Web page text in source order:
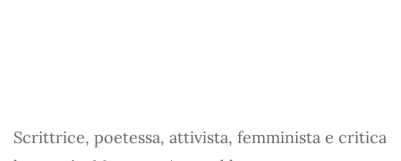
Scrittrice, poetessa, attivista, femminista e critica